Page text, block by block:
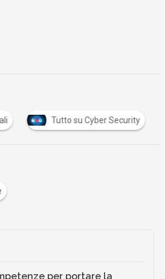
Tutto su Cyber Security
per portare la